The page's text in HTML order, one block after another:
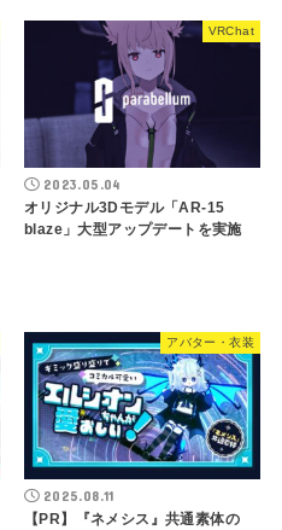
VRChat
2023.05.04
オリジナル3Dモデル「AR-15
blaze」大型アップデートを実施
アバター・衣装
2025.08.11
【PR】『ネメシス』共通素体の